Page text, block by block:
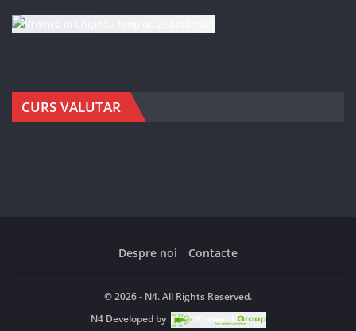
CURS VALUTAR
Despre noi Contacte
© 2026 - N4. All Rights Reserved.
N4Developed by